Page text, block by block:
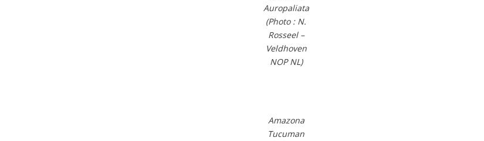
Auropaliata
(Photo : N.
Rosseel –
Veldhoven
NOP NL)
Amazona
Tucuman